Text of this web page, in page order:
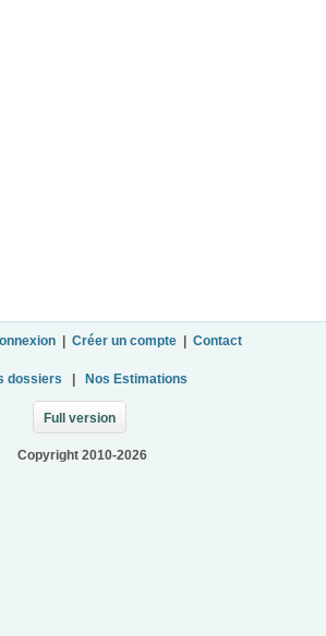
| Créer un compte| Contact
dossiers Nos Estimations
Full version
Copyright 2010-2026